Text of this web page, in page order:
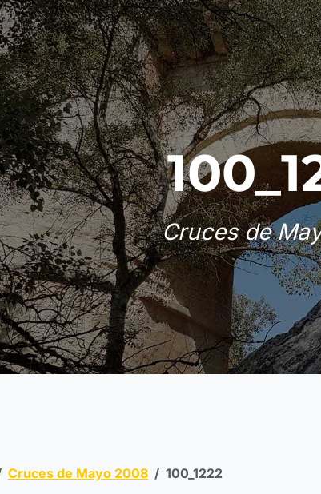
Cruces de
Cruces de Mayo 2008 100_1222